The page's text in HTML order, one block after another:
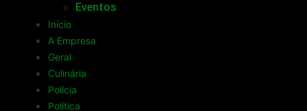
Eventos
Início
A Empresa
Geral
Culinária
Polícia
Política